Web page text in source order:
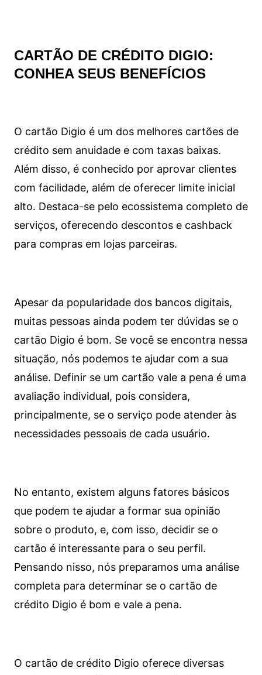
CARTÃO DE CRÉDITO DIGIO:
CONHEA SEUS BENEFÍCIOS
O cartão Digio é um dos melhores cartões de
crédito sem anuidade e com taxas baixas.
Além disso, é conhecido por aprovar clientes
com facilidade, além de oferecer limite inicial
alto. Destaca-se pelo ecossistema completo de
serviços, oferecendo descontos e cashback
para compras em lojas parceiras.
Apesar da popularidade dos bancos digitais,
muitas pessoas ainda podem ter dúvidas se o
cartão Digio é bom. Se você se encontra nessa
situação, nós podemos te ajudar com a sua
análise. Definir se um cartão vale a pena é uma
avaliação individual, pois considera,
principalmente, se o serviço pode atender às
necessidades pessoais de cada usuário.
No entanto, existem alguns fatores básicos
que podem te ajudar a formar sua opinião
sobre o produto, e, com isso, decidir se o
cartão é interessante para o seu perfil.
Pensando nisso, nós preparamos uma análise
completa para determinar se o cartão de
crédito Digio é bom e vale a pena.
O cartão de crédito Digio oferece diversas